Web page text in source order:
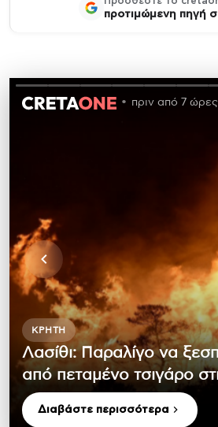
προτιμώμενη πηγή
πριν από 7 ώρες
ΚΡΉΤΗ
Λασίθι: Παραλίγο να
από πεταμένο τσιγάρο
Διαβάστε περισσότερα